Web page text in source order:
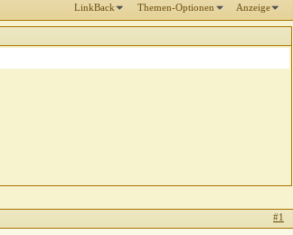
LinkBack Themen-Optionen Anzeige
#1